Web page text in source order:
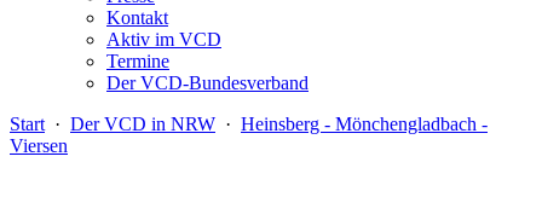
Kontakt
Aktiv im VCD
Termine
Der VCD-Bundesverband
Start · Der VCD in NRW · Heinsberg - Mönchengladbach -
Viersen